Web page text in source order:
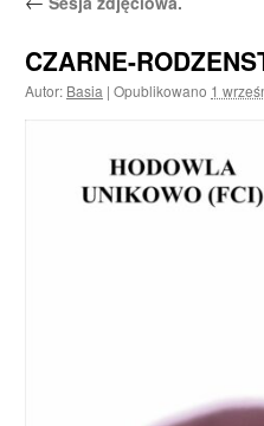
CZARNE-
Autor: Basia | Opublikowano 1